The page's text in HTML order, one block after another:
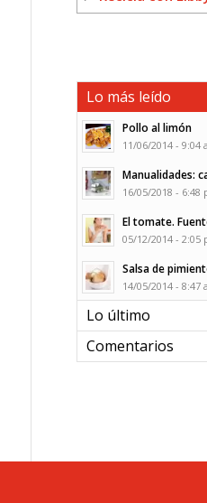
Lo más leído
Pollo al limón
11/06/2014 - 9:04
Manualidades:
16/05/2018 - 6:48
El tomate.
05/12/2014 - 2:05
Salsa de
14/05/2014 - 8:47
Lo último
Comentarios